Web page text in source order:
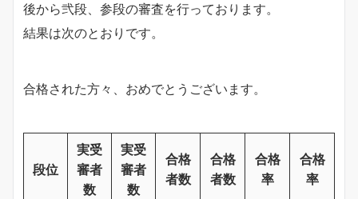
後から弐段、参段の審査を行っております。
結果は次のとおりです。
合格された方々、おめでとうございます。
段位
実受
審者
数
実受
審者
数
合格
者数
合格
者数
合格
率
合格
率